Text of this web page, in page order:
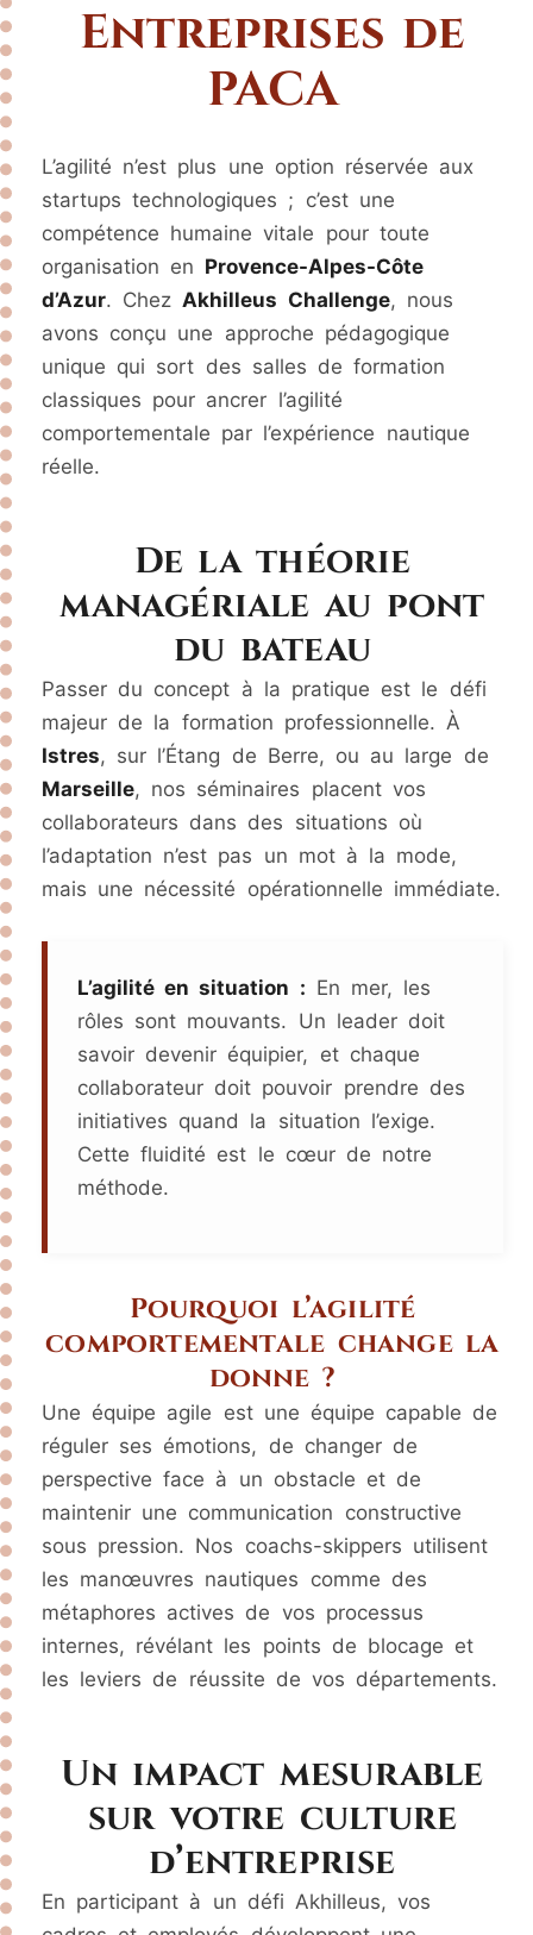
Entreprises de
PACA
L’agilité n’est plus une option réservée aux
startups technologiques ; c’est une
compétence humaine vitale pour toute
organisation en Provence-Alpes-Côte
d’Azur. ChezAkhilleus Challenge, nous
avons conçu une approche pédagogique
unique qui sort des salles de formation
classiques pour ancrer l’agilité
comportementale par l’expérience nautique
réelle.
De la théorie
managériale au pont
du bateau
Passer du concept à la pratique est le défi
majeur de la formation professionnelle. À
Istres, sur l’Étang de Berre, ou au large de
Marseille, nos séminaires placent vos
collaborateurs dans des situations où
l’adaptation n’est pas un mot à la mode,
mais une nécessité opérationnelle immédiate.
L’agilité en situation : En mer, les
rôles sont mouvants. Un leader doit
savoir devenir équipier, et chaque
collaborateur doit pouvoir prendre des
initiatives quand la situation l’exige.
Cette fluidité est le cœur de notre
méthode.
Pourquoi l’agilité
comportementale change la
donne ?
Une équipe agile est une équipe capable de
réguler ses émotions, de changer de
perspective face à un obstacle et de
maintenir une communication constructive
sous pression. Nos coachs-skippers utilisent
les manœuvres nautiques comme des
métaphores actives de vos processus
internes, révélant les points de blocage et
les leviers de réussite de vos départements.
Un impact mesurable
sur votre culture
d’entreprise
En participant à un défi Akhilleus, vos